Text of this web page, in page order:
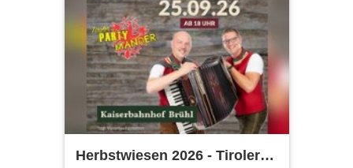
Herbstwiesen 2026 - Tiroler